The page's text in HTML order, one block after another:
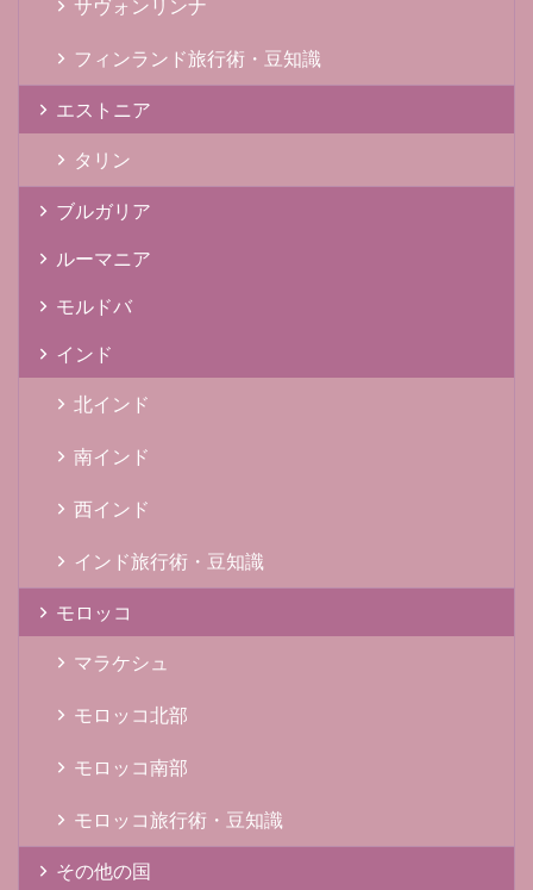
サヴォンリンナ
フィンランド旅行術・豆知識
エストニア
タリン
ブルガリア
ルーマニア
モルドバ
インド
北インド
南インド
西インド
インド旅行術・豆知識
モロッコ
マラケシュ
モロッコ北部
モロッコ南部
モロッコ旅行術・豆知識
その他の国